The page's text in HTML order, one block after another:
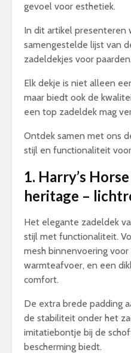
gevoel voor esthetiek.
In dit artikel presenteren
samengestelde lijst van
zadeldekjes voor paarden.
Elk dekje is niet alleen
maar biedt ook de
een top zadeldek mag
Ontdek samen met ons
stijl en functionaliteit
1. Harry’s
heritage –
Het elegante zadeldek
stijl met functionaliteit.
mesh binnenvoering
warmteafvoer, en een
comfort.
De extra brede padding
de stabiliteit onder het
imitatiebontje bij de
bescherming biedt.